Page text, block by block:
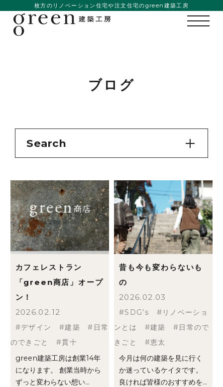
私たちの想い
会社概要
メンバー
お知らせ
家づくりの流れ
採用情報
よくあるご質問
枚方のリノベーション住宅や注文住宅のgreen建築工房
ブログ
Search
たかこ
ゆきこ 典子 大右
晋吾 景子 沙都 洋 涼
清美 理央 貫十
カフェレストラン
「green商店」オープ
ン！
2026.02.12
デザイン 建築
日常
のできごと
貫十
green建築工房は創業14年
になります。 創業当時から
ずっと変わらない想い...
昔も今も変わらないも
の
2026.02.03
SDG’s
リノベーショ
ンとは
建築
日常ので
きごと
恵太
今月は何の建築を見に行く
か迷っているケイタです。
良ければ皆様のおすすめを...